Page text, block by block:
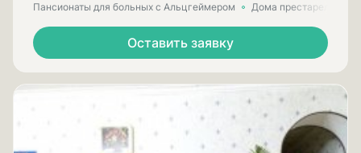
Пансионаты для больных с Альцгеймером Дома престарелых
Оставить заявку